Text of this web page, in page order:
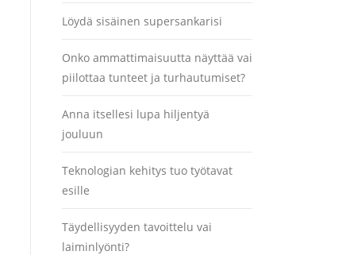
Löydä sisäinen supersankarisi
Onko ammattimaisuutta näyttää vai
piilottaa tunteet ja turhautumiset?
Anna itsellesi lupa hiljentyä
jouluun
Teknologian kehitys tuo työtavat
esille
Täydellisyyden tavoittelu vai
laiminlyönti?